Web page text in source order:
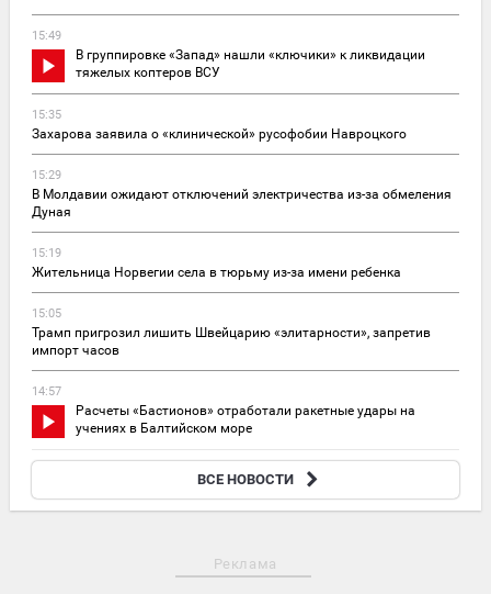
15:49
В группировке «Запад» нашли «ключики» к ликвидации
тяжелых коптеров ВСУ
15:35
Захарова заявила о «клинической» русофобии Навроцкого
15:29
В Молдавии ожидают отключений электричества из-за обмеления
Дуная
15:19
Жительница Норвегии села в тюрьму из-за имени ребенка
15:05
Трамп пригрозил лишить Швейцарию «элитарности», запретив
импорт часов
14:57
Расчеты «Бастионов» отработали ракетные удары на
учениях в Балтийском море
Турция, Саудовская Аравия и Пакистан создали оборонный союз
ВСЕ НОВОСТИ
Реклама